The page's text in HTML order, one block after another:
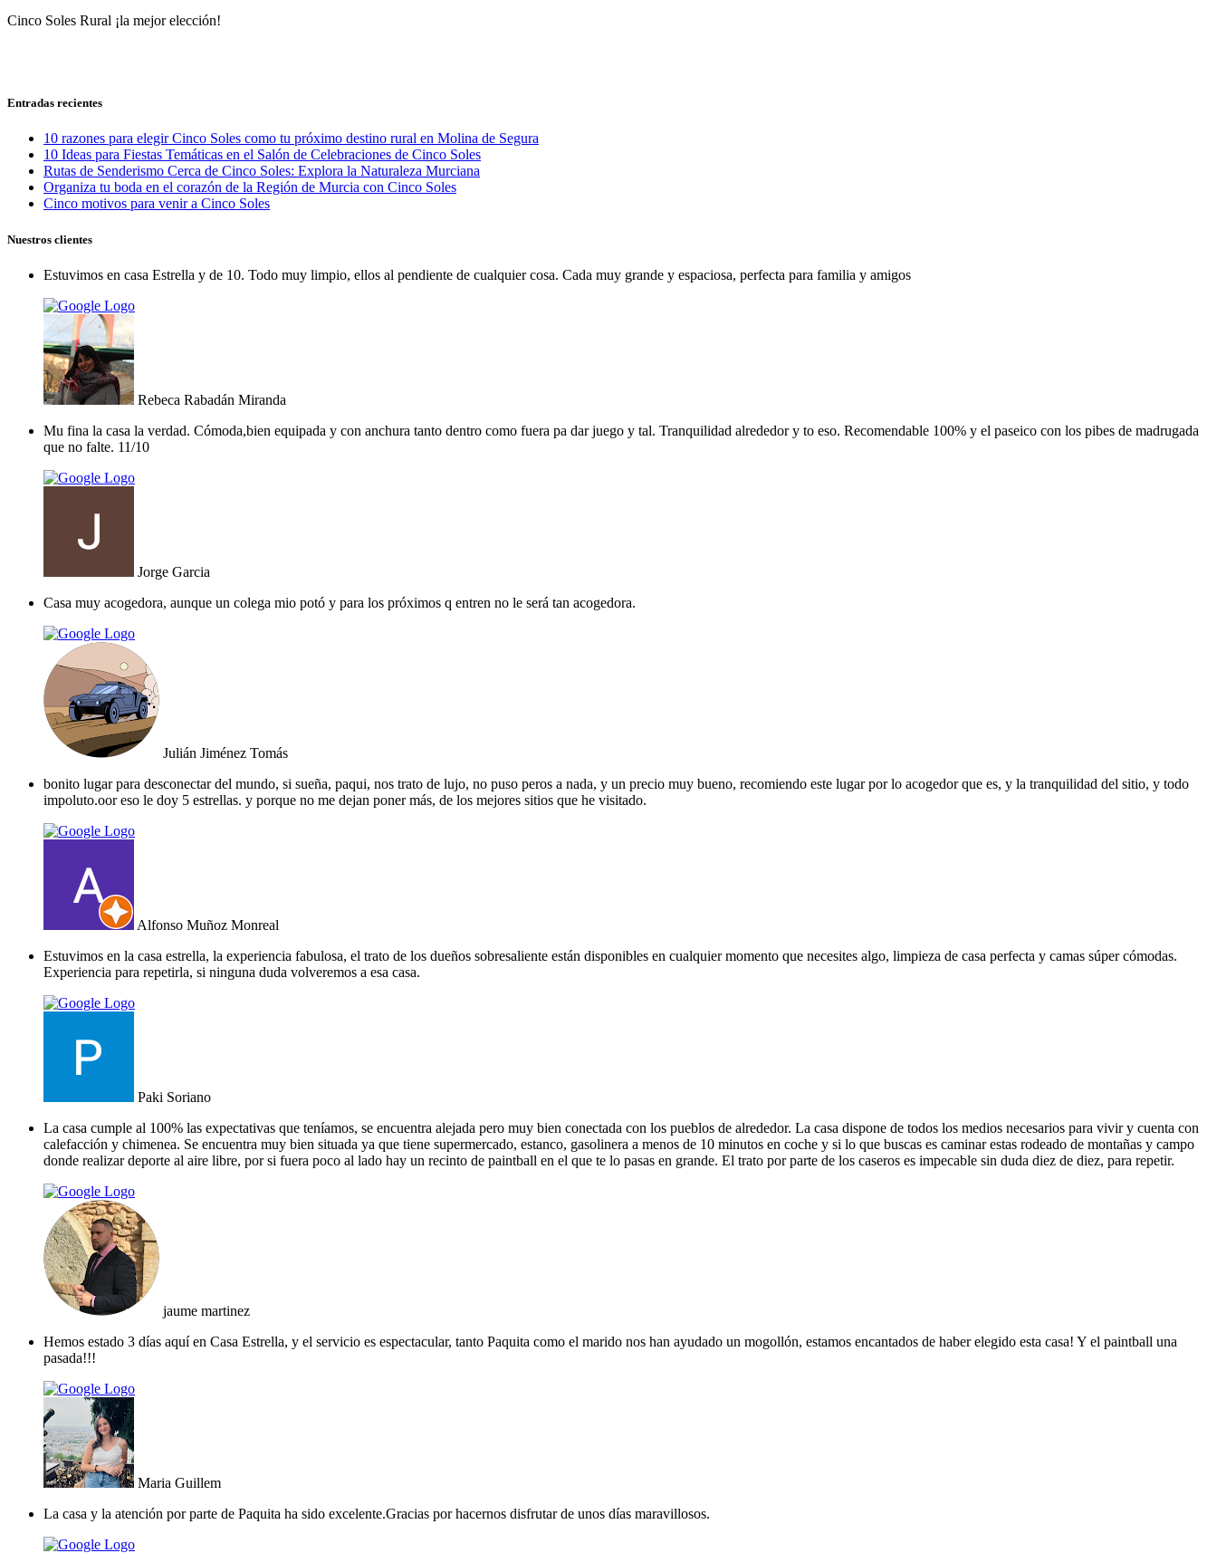
Cinco Soles Rural ¡la mejor elección!
Entradas recientes
10 razones para elegir Cinco Soles como tu próximo destino rural en Molina de Segura
10 Ideas para Fiestas Temáticas en el Salón de Celebraciones de Cinco Soles
Rutas de Senderismo Cerca de Cinco Soles: Explora la Naturaleza Murciana
Organiza tu boda en el corazón de la Región de Murcia con Cinco Soles
Cinco motivos para venir a Cinco Soles
Nuestros clientes
Estuvimos en casa Estrella y de 10. Todo muy limpio, ellos al pendiente de cualquier cosa. Cada muy grande y espaciosa, perfecta para familia y amigos
Rebeca Rabadán Miranda
Mu fina la casa la verdad. Cómoda,bien equipada y con anchura tanto dentro como fuera pa dar juego y tal. Tranquilidad alrededor y to eso. Recomendable 100% y el paseico con los pibes de madrugada
que no falte. 11/10
Jorge Garcia
Casa muy acogedora, aunque un colega mio potó y para los próximos q entren no le será tan acogedora.
Julián Jiménez Tomás
bonito lugar para desconectar del mundo, si sueña, paqui, nos trato de lujo, no puso peros a nada, y un precio muy bueno, recomiendo este lugar por lo acogedor que es, y la tranquilidad del sitio, y todo
impoluto.oor eso le doy 5 estrellas. y porque no me dejan poner más, de los mejores sitios que he visitado.
Alfonso Muñoz Monreal
Estuvimos en la casa estrella, la experiencia fabulosa, el trato de los dueños sobresaliente están disponibles en cualquier momento que necesites algo, limpieza de casa perfecta y camas súper cómodas.
Experiencia para repetirla, si ninguna duda volveremos a esa casa.
Paki Soriano
La casa cumple al 100% las expectativas que teníamos, se encuentra alejada pero muy bien conectada con los pueblos de alrededor. La casa dispone de todos los medios necesarios para vivir y cuenta con
calefacción y chimenea. Se encuentra muy bien situada ya que tiene supermercado, estanco, gasolinera a menos de 10 minutos en coche y si lo que buscas es caminar estas rodeado de montañas y campo
donde realizar deporte al aire libre, por si fuera poco al lado hay un recinto de paintball en el que te lo pasas en grande. El trato por parte de los caseros es impecable sin duda diez de diez, para repetir.
jaume martinez
Hemos estado 3 días aquí en Casa Estrella, y el servicio es espectacular, tanto Paquita como el marido nos han ayudado un mogollón, estamos encantados de haber elegido esta casa! Y el paintball una
pasada!!!
Maria Guillem
La casa y la atención por parte de Paquita ha sido excelente.Gracias por hacernos disfrutar de unos días maravillosos.